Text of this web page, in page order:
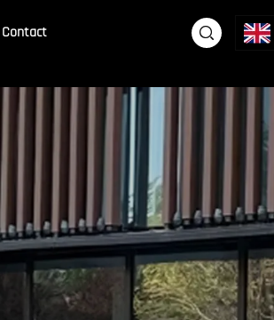
Contact